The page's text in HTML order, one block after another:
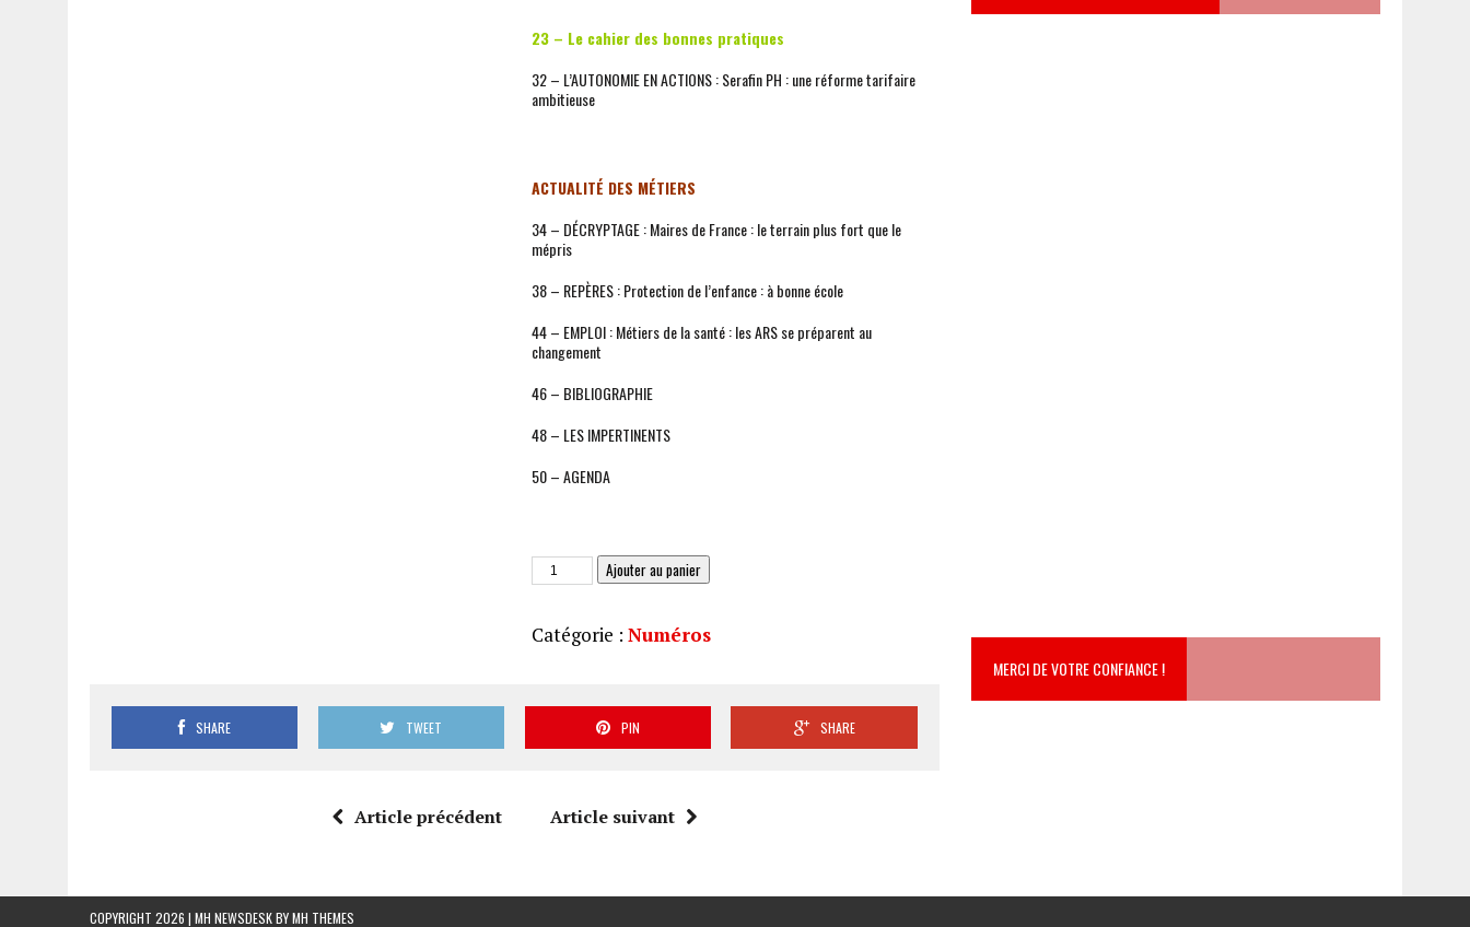
23 – Le cahier des bonnes pratiques
32 – L’AUTONOMIE EN ACTIONS : Serafin PH : une réforme tarifaire
ambitieuse
ACTUALITÉ DES MÉTIERS
34 – DÉCRYPTAGE : Maires de France : le terrain plus fort que le
mépris
38 – REPÈRES : Protection de l’enfance : à bonne école
44 – EMPLOI : Métiers de la santé : les ARS se préparent au
changement
46 – BIBLIOGRAPHIE
48 – LES IMPERTINENTS
50 – AGENDA
quantité
de
JAS
Ajouter au panier
Catégorie : Numéros
SHARE TWEET PIN SHARE
Article précédent Article suivant
MERCI DE VOTRE CONFIANCE !
COPYRIGHT 2026 | MH NEWSDESK BYMH THEMES